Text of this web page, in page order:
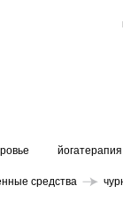
йогатерапия
средства